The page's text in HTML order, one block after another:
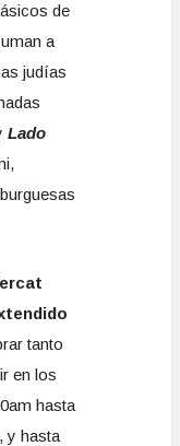
de
a
judías
Lado
tanto
en los
hasta
y hasta